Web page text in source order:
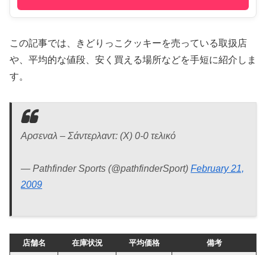
この記事では、きどりっこクッキーを売っている取扱店
や、平均的な値段、安く買える場所などを手短に紹介しま
す。
Αρσεναλ – Σάντερλαντ: (X) 0-0 τελικό
— Pathfinder Sports (@pathfinderSport) February 21,
2009
店舗名 在庫状況 平均価格 備考